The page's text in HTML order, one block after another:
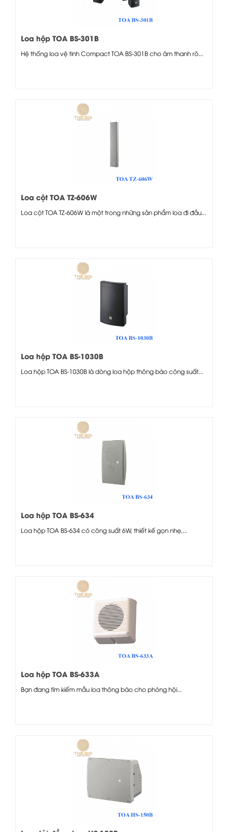
Loa hộp TOA BS-301B
Hệ thống loa vệ tinh Compact TOA BS-301B cho âm thanh rõ...
Loa cột TOA TZ-606W
Loa cột TOA TZ-606W là một trong những sản phẩm loa đi đầu...
Loa hộp TOA BS-1030B
Loa hộp TOA BS-1030B là dòng loa hộp thông báo công suất...
Loa hộp TOA BS-634
Loa hộp TOA BS-634 có công suất 6W, thiết kế gọn nhẹ,...
Loa hộp TOA BS-633A
Bạn đang tìm kiếm mẫu loa thông báo cho phòng hội...